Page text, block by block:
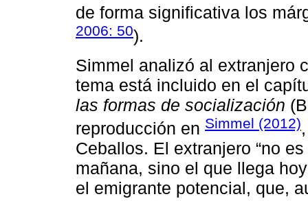
de forma significativa los
2006: 50).
Simmel analizó al extranjero
tema está incluido en el
las formas de socialización
reproducción en Simmel (2012)
Ceballos. El extranjero “no
mañana, sino el que llega
el emigrante potencial, que,